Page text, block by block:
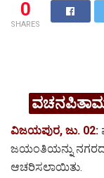
0
SHARES
ವಿಜಯಪುರ, ಜು. 02:
ಜಯಂತಿಯನ್ನು
ಆಚರಿಸಲಾಯಿತು.